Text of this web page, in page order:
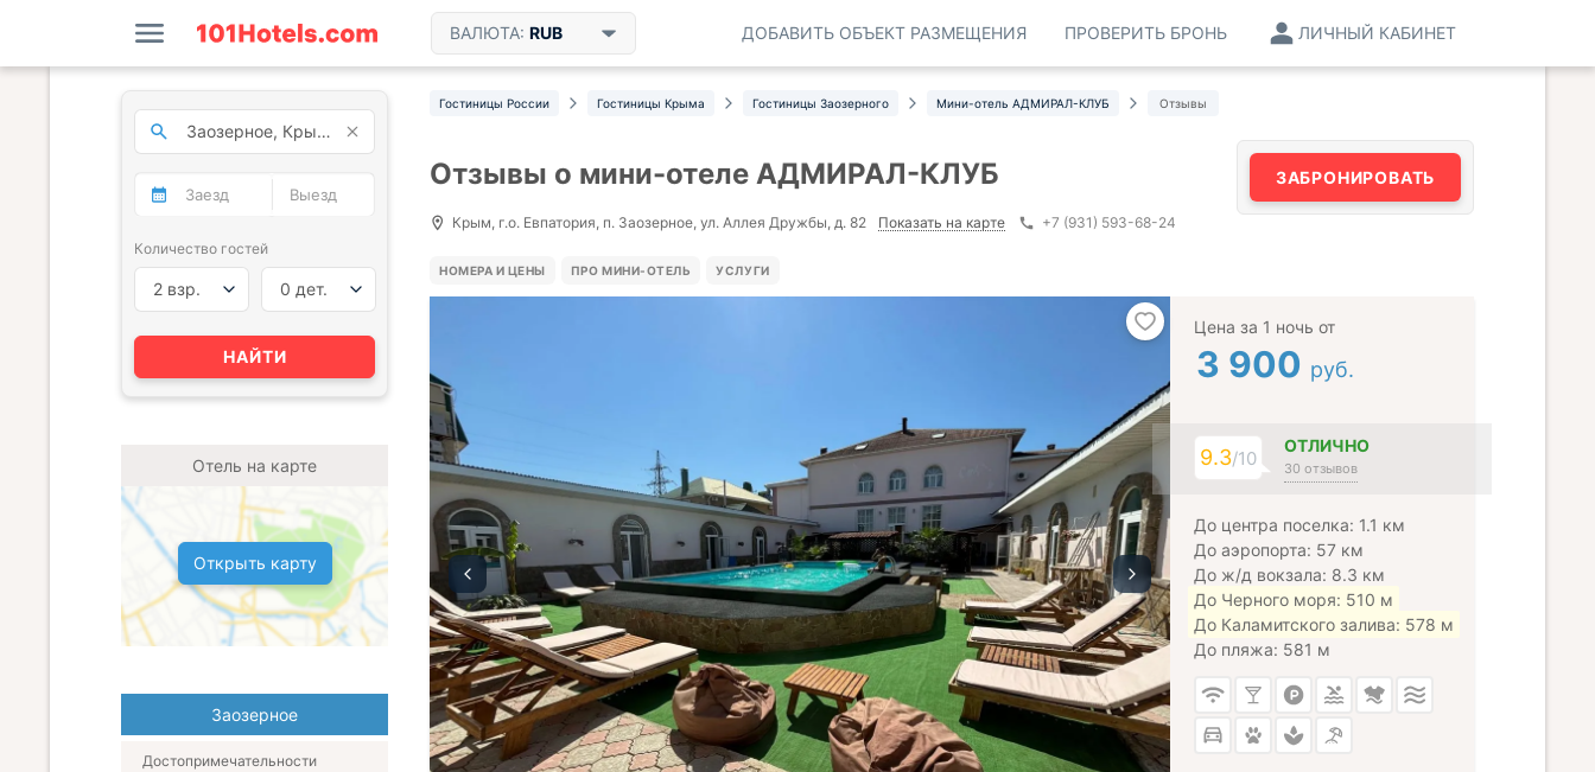
ВАЛЮТА: RUB ЛИЧНЫЙ КАБИНЕТ
ПРОВЕРИТЬ БРОНЬ
ДОБАВИТЬ ОБЪЕКТ РАЗМЕЩЕНИЯ
Гостиницы России Гостиницы Крыма Гостиницы Заозерного Мини-отель АДМИРАЛ-КЛУБ Отзывы
Отзывы о мини-отеле АДМИРАЛ-КЛУБ
Крым, г.о. Евпатория, п. Заозерное, ул. Аллея Дружбы, д. 82 Показать на карте +7 (931) 593-68-24
ЗАБРОНИРОВАТЬ
НОМЕРА И ЦЕНЫ ПРО МИНИ-ОТЕЛЬ УСЛУГИ
Цена за 1 ночь от
3 900 руб.
9.3/10
ОТЛИЧНО
30 отзывов
До центра поселка: 1.1 км
До аэропорта: 57 км
До ж/д вокзала: 8.3 км
До Черного моря: 510 м
До Каламитского залива: 578 м
До пляжа: 581 м
Количество гостей
2 взр. 0 дет.
НАЙТИ
Отель на карте
Открыть карту
Заозерное
Достопримечательности